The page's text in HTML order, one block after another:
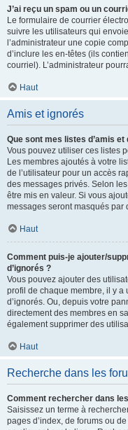
J’ai reçu un spam ou un
Le formulaire de courrier
suivre les utilisateurs qui
l’administrateur une copie
d’inclure les en-têtes (ils
courriel). L’administrateur
Haut
Amis et ignorés
Que sont mes listes d’amis et
Vous pouvez utiliser ces listes
Les membres ajoutés à votre
de l’utilisateur pour un accès
des messages privés. Selon
être mis en valeur. Si vous
messages seront masqués par
Haut
Comment puis-je ajouter/
d’ignorés ?
Vous pouvez ajouter des
profil de chaque membre, il y a
d’ignorés. Ou, depuis votre
directement des membres en
également supprimer des
Haut
Recherche dans les
Comment rechercher dans
Saisissez un terme à
pages d’index, de forums ou